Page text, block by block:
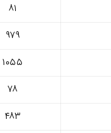
۸۱
۹۷۹
۱۰۵۵
۷۸
۴۸۳